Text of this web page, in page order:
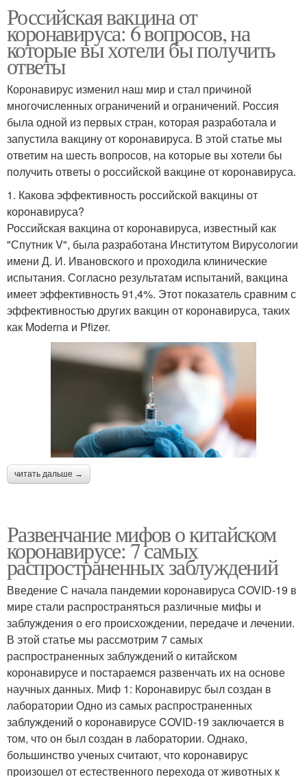
Российская вакцина от
коронавируса: 6 вопросов, на
которые вы хотели бы получить
ответы
Коронавирус изменил наш мир и стал причиной
многочисленных ограничений и ограничений. Россия
была одной из первых стран, которая разработала и
запустила вакцину от коронавируса. В этой статье мы
ответим на шесть вопросов, на которые вы хотели бы
получить ответы о российской вакцине от коронавируса.
1. Какова эффективность российской вакцины от
коронавируса?
Российская вакцина от коронавируса, известный как
"Спутник V", была разработана Институтом Вирусологии
имени Д. И. Ивановского и проходила клинические
испытания. Согласно результатам испытаний, вакцина
имеет эффективность 91,4%. Этот показатель сравним с
эффективностью других вакцин от коронавируса, таких
как Moderna и Pfizer.
читать дальше →
Развенчание мифов о китайском
коронавирусе: 7 самых
распространенных заблуждений
Введение С начала пандемии коронавируса COVID-19 в
мире стали распространяться различные мифы и
заблуждения о его происхождении, передаче и лечении.
В этой статье мы рассмотрим 7 самых
распространенных заблуждений о китайском
коронавирусе и постараемся развенчать их на основе
научных данных. Миф 1: Коронавирус был создан в
лаборатории Одно из самых распространенных
заблуждений о коронавирусе COVID-19 заключается в
том, что он был создан в лаборатории. Однако,
большинство ученых считают, что коронавирус
произошел от естественного перехода от животных к